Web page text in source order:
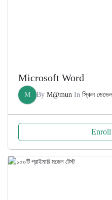
Microsoft Word
M By M@mun In স্কিল
Enroll